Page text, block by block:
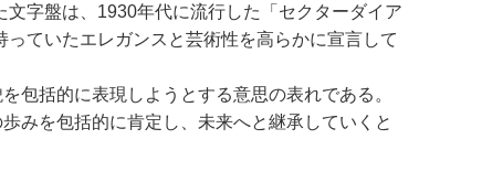
字盤は、1930年代に流行した「セクターダイア
ていたエレガンスと芸術性を高らかに宣言して
包括的に表現しようとする意思の表れである。
みを包括的に肯定し、未来へと継承していくと